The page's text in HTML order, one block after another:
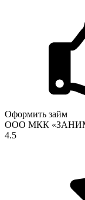
Оформить займ
ООО МКК
4.5